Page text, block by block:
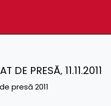
DE PRESĂ‚ 11.11.2011
presă 2011